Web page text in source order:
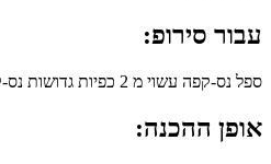
עבור סירופ:
ספל נס-קפה עשוי מ 2 כפיות גדושות נס-קפה + ½ כוס מים רותחים – לקרר.
אופן ההכנה: